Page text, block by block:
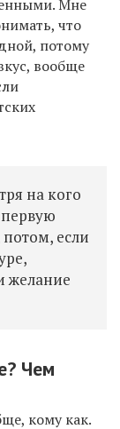
Мне
что
потому
вообще
на кого
если
желание
Чем
кому как.